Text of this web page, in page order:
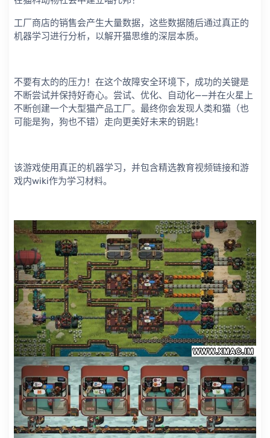
工厂商店的销售会产生大量数据，这些数据随后通过真正的
机器学习进行分析，以解开猫思维的深层本质。
不要有太的的压力！在这个故障安全环境下，成功的关键是
不断尝试并保持好奇心。尝试、优化、自动化——并在火星上
不断创建一个大型猫产品工厂。最终你会发现人类和猫（也
可能是狗，狗也不错）走向更美好未来的钥匙！
该游戏使用真正的机器学习，并包含精选教育视频链接和游
戏内wiki作为学习材料。